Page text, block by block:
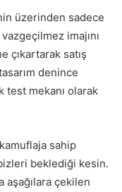
üzerinden sadece
imajını
çıkartarak satış
denince
test mekanı olarak
sahip
beklediği kesin.
aşağılara çekilen